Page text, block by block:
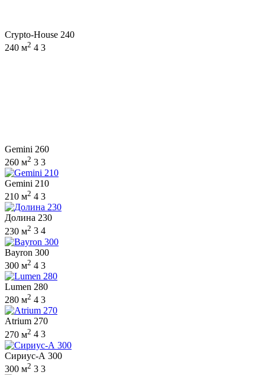
Crypto-House 240
240 м2 4 3
Gemini 260
260 м2 3 3
Gemini 210
210 м2 4 3
Долина 230
230 м2 3 4
Bayron 300
300 м2 4 3
Lumen 280
280 м2 4 3
Atrium 270
270 м2 4 3
Сириус-А 300
300 м2 3 3